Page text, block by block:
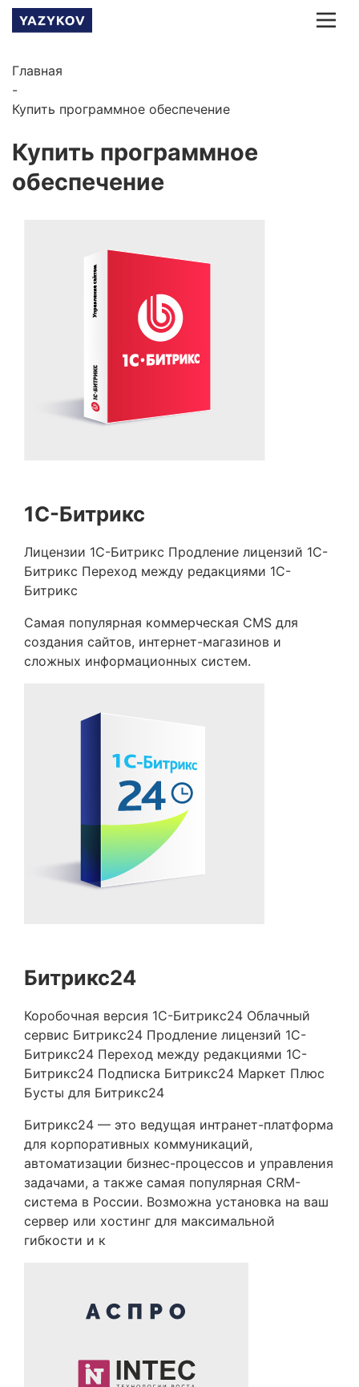
Главная
-
Купить программное обеспечение
Купить программное
обеспечение
1С-Битрикс
Лицензии 1С-Битрикс Продление лицензий 1С-
Битрикс Переход между редакциями 1С-
Битрикс
Самая популярная коммерческая CMS для
создания сайтов, интернет-магазинов и
сложных информационных систем.
Битрикс24
Коробочная версия 1С-Битрикс24 Облачный
сервис Битрикс24 Продление лицензий 1С-
Битрикс24 Переход между редакциями 1С-
Битрикс24 Подписка Битрикс24 Маркет Плюс
Бусты для Битрикс24
Битрикс24 — это ведущая интранет-платформа
для корпоративных коммуникаций,
автоматизации бизнес-процессов и управления
задачами, а также самая популярная CRM-
система в России. Возможна установка на ваш
сервер или хостинг для максимальной
гибкости и к